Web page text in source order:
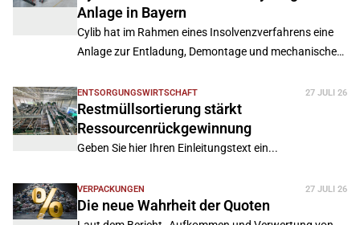
Anlage in Bayern
Cylib hat im Rahmen eines Insolvenzverfahrens eine
Anlage zur Entladung, Demontage und mechanischen
in Wernberg-Köblitz übernommen.
ENTSORGUNGSWIRTSCHAFT 27 JULI 26
Restmüllsortierung stärkt
Ressourcenrückgewinnung
Geben Sie hier Ihren Einleitungstext ein...
VERPACKUNGEN 27 JULI 26
Die neue Wahrheit der Quoten